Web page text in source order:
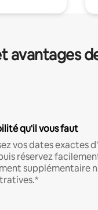
avantages
qu'il vous faut
vos dates exactes
réservez
supplémentaire